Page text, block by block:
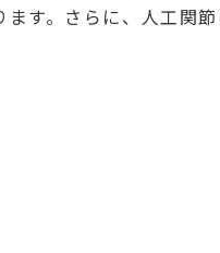
す。さらに、人工関